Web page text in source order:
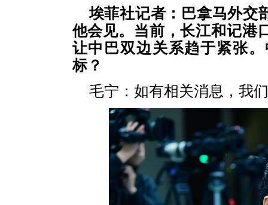
埃菲社记者：巴拿马外交
他会见。当前，长江和记港
让中巴双边关系趋于紧张
标？
毛宁：如有相关消息，我